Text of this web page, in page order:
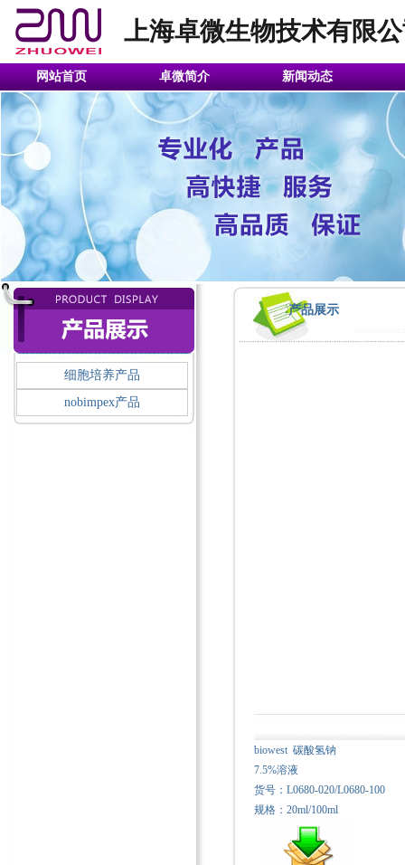
上海卓微生物技术有限
网站首页 卓微简介 新闻动态
细胞培养产品
nobimpex产品
产品展示
biowest 碳酸氢钠
7.5%溶液
货号：L0680-020/L0680-100
规格：20ml/100ml